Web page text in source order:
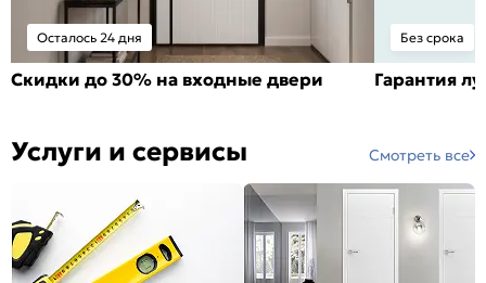
Осталось 24 дня
Скидки до 30% на входные двери
Без срока
Гарантия
Услуги и сервисы Смотреть все